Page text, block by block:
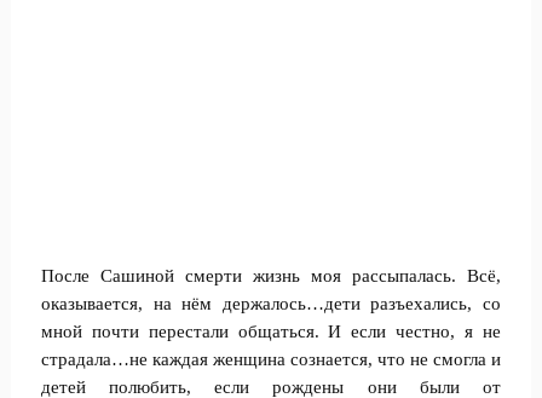
После Сашиной смерти жизнь моя рассыпалась. Всё,
оказывается, на нём держалось…дети разъехались, со
мной почти перестали общаться. И если честно, я не
страдала…не каждая женщина сознается, что не смогла и
детей полюбить, если рождены они были от